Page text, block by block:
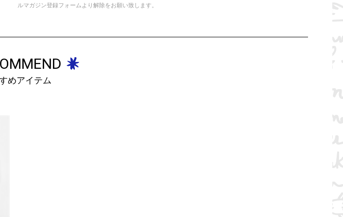
ルマガジン登録フォームより解除をお願い致します。
めアイテム